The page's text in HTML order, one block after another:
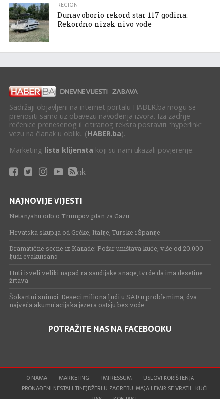
REGION
Dunav oborio rekord star 117 godina:
Rekordno nizak nivo vode
Sadržaji objavljeni na internet portalu HABER.ba mogu se
prenositi samo uz obavezu navođenja izvora. Iza zadnje
rečenice prenesenog ili citiranog teksta postaviti "hyperlink"
vezu na članak u obliku (HABER.ba).
Marketing lista klijenata koji su nam ukazali povjerenje.
ok
NAJNOVIJE VIJESTI
Netanyahu odbio Trumpov plan za Gazu
Hrvatska skuplja od Grčke, Italije, Turske i Španije
Dramatične scene iz Kanade: Požar uništava kuće, više od 20.000
ljudi evakuisano
Huti izveli veliki napad na saudijske snage, tvrde da ima desetine
žrtava
Šokantni snimci: Deseci miliona ljudi u SAD u problemima, dva
najveća akumulacijska jezera ostaju bez vode
POTRAŽITE NAS NA FACEBOOKU
O NAMA MARKETING IMPRESSUM
USLOVI KORIŠTENJA
PRONAĐENI NESTALI TINEJDŽERI U ZAGREBU: MAJA I EMIR SE VRATILI KUĆI